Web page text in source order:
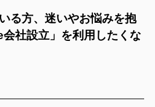
る方、迷いやお悩みを抱
社設立」を利用したくな